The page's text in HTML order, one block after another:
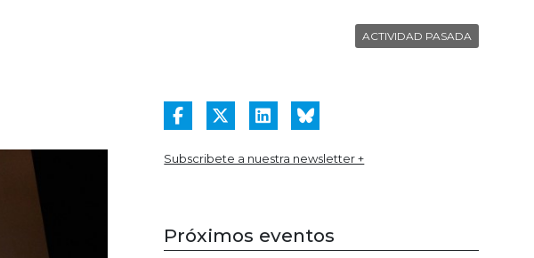
ACTIVIDAD PASADA
Subscribete a nuestra newsletter +
Próximos eventos